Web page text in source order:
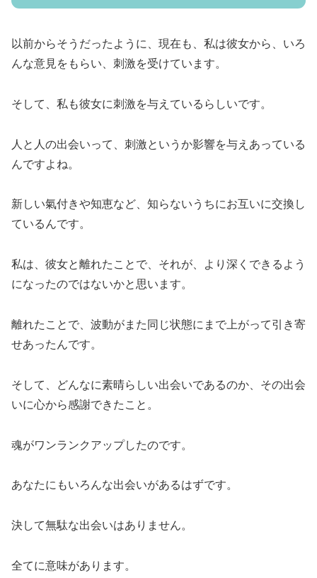
以前からそうだったように、現在も、私は彼女から、いろ
んな意見をもらい、刺激を受けています。
そして、私も彼女に刺激を与えているらしいです。
人と人の出会いって、刺激というか影響を与えあっている
んですよね。
新しい氣付きや知恵など、知らないうちにお互いに交換し
ているんです。
私は、彼女と離れたことで、それが、より深くできるよう
になったのではないかと思います。
離れたことで、波動がまた同じ状態にまで上がって引き寄
せあったんです。
そして、どんなに素晴らしい出会いであるのか、 その出会
いに心から感謝できた こと。
魂がワンランクアップしたのです。
あなたにもいろんな出会いがあるはずです。
決して無駄な出会いはありません。
全てに意味があります。